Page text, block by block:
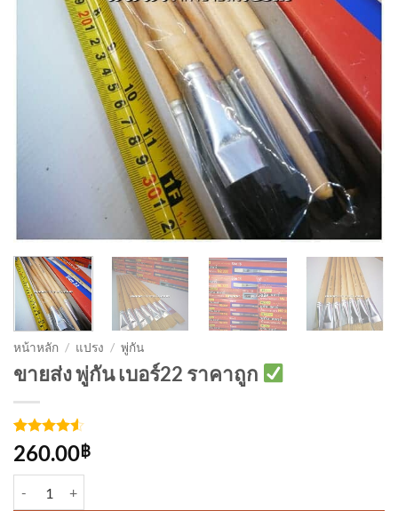
หน้าหลัก / แปรง / พู่กัน
ขายส่ง พู่กัน เบอร์22 ราคาถูก
ให้คะแนน
4.5จาก 5
คะแนน
เต็มบน
4
การให้
260.00฿